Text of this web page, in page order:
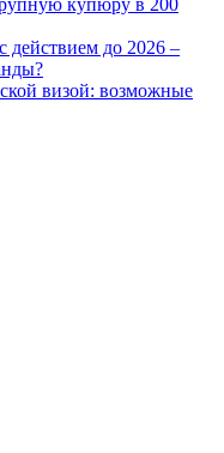
действием до 2026 –
визой: возможные